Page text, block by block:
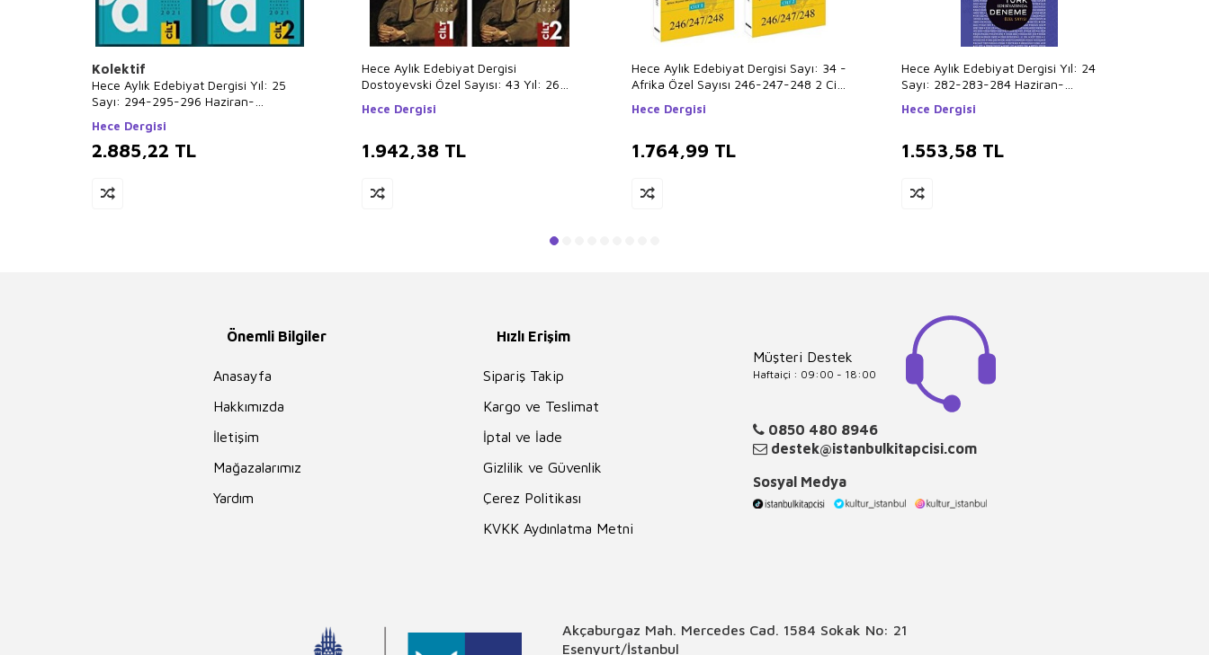
Kolektif
Hece Aylık Edebiyat Dergisi Yıl: 25
Sayı: 294-295-296 Haziran-
Sayı: 42 2 Cilt Takım
Hece Dergisi
2.885,22 TL
Hece Aylık Edebiyat Dergisi
Dostoyevski Özel Sayısı: 43 Yıl: 26
Hece Dergisi
1.942,38 TL
Hece Aylık Edebiyat Dergisi Sayı: 34 -
Afrika Özel Sayısı 246-247-248 2 Cilt
Hece Dergisi
1.764,99 TL
Hece Aylık Edebiyat Dergisi Yıl: 24
Sayı: 282-283-284 Haziran-
Edebiyatında Deneme Özel Sayı: 40
Hece Dergisi
1.553,58 TL
Önemli Bilgiler
Anasayfa
Hakkımızda
İletişim
Mağazalarımız
Yardım
Hızlı Erişim
Sipariş Takip
Kargo ve Teslimat
İptal ve İade
Gizlilik ve Güvenlik
Çerez Politikası
KVKK Aydınlatma Metni
Müşteri Destek
Haftaiçi : 09:00 - 18:00
0850 480 8946
destek@istanbulkitapcisi.com
Sosyal Medya
Akçaburgaz Mah. Mercedes Cad. 1584 Sokak No: 21
Esenyurt/İstanbul